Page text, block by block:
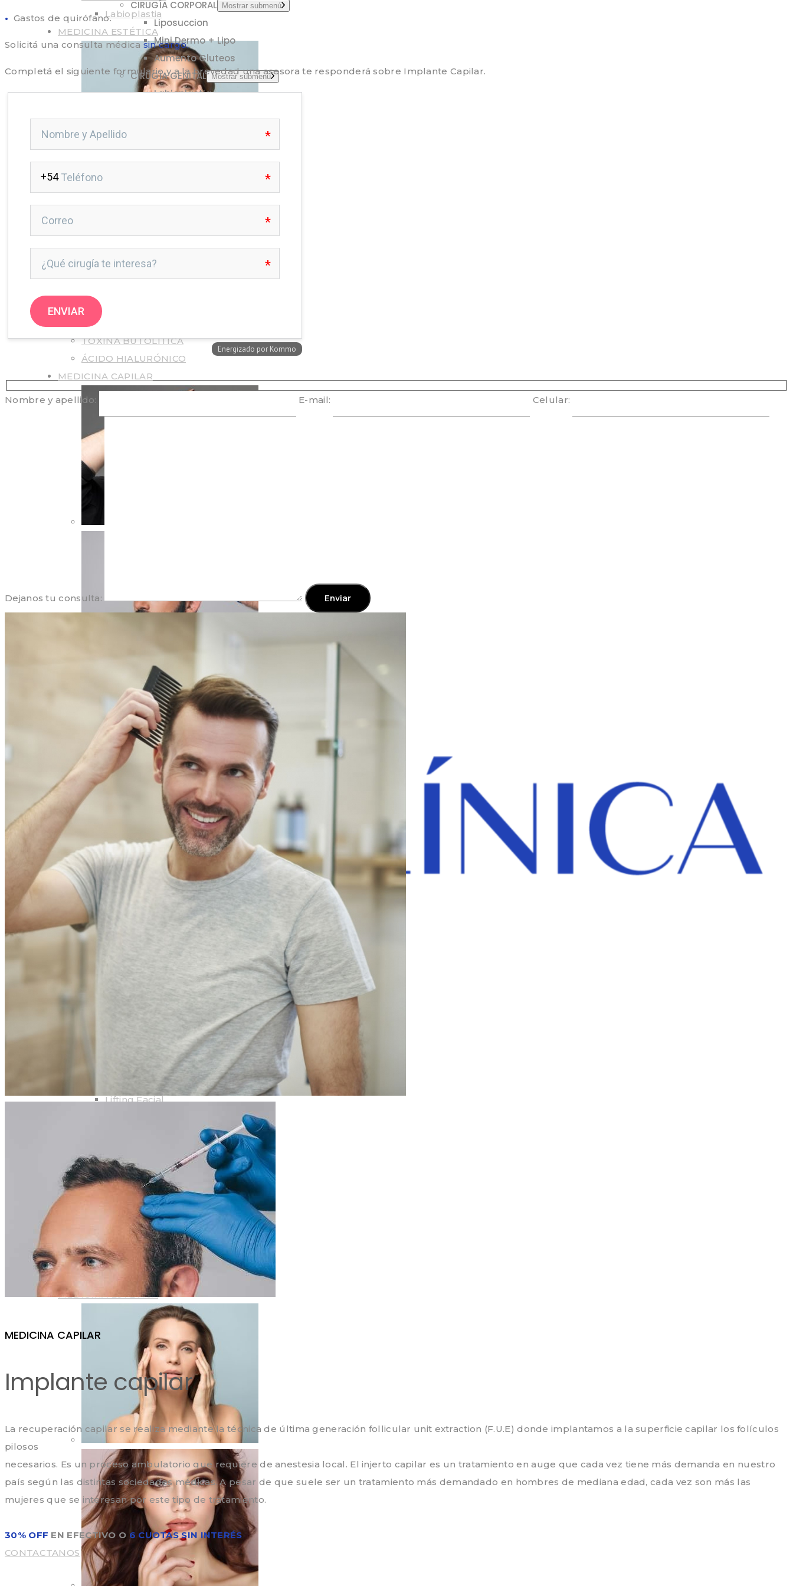
Labioplastia
MEDICINA ESTÉTICA
TOXINA BUTOLÍTICA
ÁCIDO HIALURÓNICO
MEDICINA CAPILAR
IMPLANTE CAPILAR
PLASMA RICO EN PLAQUETAS
CONTACTO
HOME
CLÍNICA
CIRUGÍA PLÁSTICA
Aumento Mamario
Reduccion Mamaria
Recambio implantes
Lifting Facial
Bichectomia
CIRUGÍA CORPORAL
Liposuccion
Mini Dermo + Lipo
Aumento gluteos
CIRUGÍA GENITAL
Labioplastia
MEDICINA ESTÉTICA
CIRUGÍA CORPORAL
Mostrar submenú
Liposuccion
Mini Dermo + Lipo
Aumento Gluteos
CIRUGÍA GENITAL
Mostrar submenú
Labioplastia
ÁCIDO HIALURÓNICO
IMPLANTE CAPILAR
BLOG
• Gastos de quirófano.
Solicitá una consulta médica sin cargo.
Completá el siguiente formulario y a la brevedad una asesora te responderá sobre Implante Capilar.
Nombre y apellido: E-mail: Celular:
Dejanos tu consulta:
MEDICINA CAPILAR
Implante capilar
La recuperación capilar se realiza mediante la técnica de última generación follicular unit extraction (F.U.E) donde implantamos a la superficie capilar los folículos
pilosos
necesarios. Es un proceso ambulatorio que requiere de anestesia local. El injerto capilar es un tratamiento en auge que cada vez tiene más demanda en nuestro
país según las distintas sociedades médicas. A pesar de que suele ser un tratamiento más demandado en hombres de mediana edad, cada vez son más las
mujeres que se interesan por este tipo de tratamiento.
30% OFF EN EFECTIVO O 6 CUOTAS SIN INTERÉS
CONTACTANOS